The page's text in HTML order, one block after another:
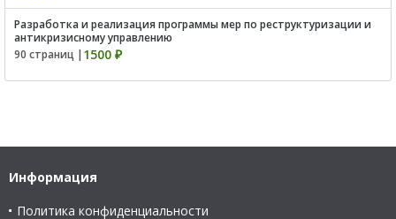
Разработка и реализация программы мер по реструктуризации и
антикризисному управлению
90 страниц | 1500 ₽
Информация
Политика конфиденциальности